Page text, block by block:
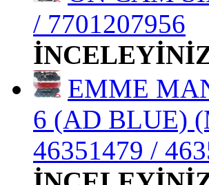
/ 7701207956
EMME
6 (AD BLUE)
46351479 /